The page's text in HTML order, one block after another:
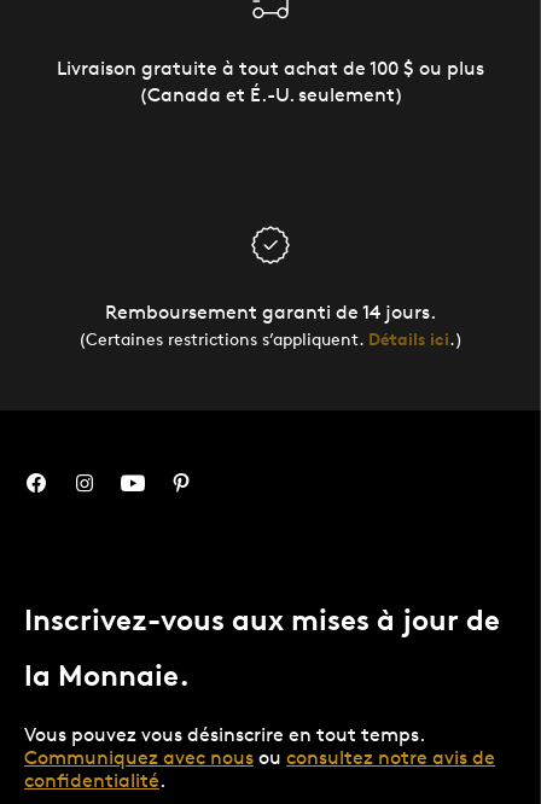
Livraison gratuite à tout achat de 100 $ ou plus
(Canada et É.-U. seulement)
Remboursement garanti de 14 jours.
(Certaines restrictions s’appliquent. Détails ici.)
Inscrivez-vous aux mises à jour de
la Monnaie.
Vous pouvez vous désinscrire en tout temps.
Communiquez avec nous ou consultez notre avis de
confidentialité.